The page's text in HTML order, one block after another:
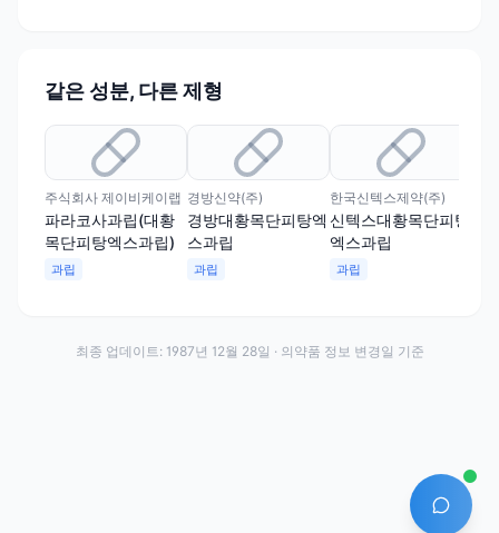
같은 성분, 다른 제형
주식회사 제이비케이랩
파라코사과립(대황
목단피탕엑스과립)
과립
경방신약(주)
경방대황목단피탕엑
스과립
과립
한국신텍스제약(주)
신텍스대황목단피탕
엑스과립
과립
AI 에이
최종 업데이트: 1987년 12월 28일 · 의약품 정보 변경일 기준